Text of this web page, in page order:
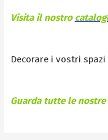
Visita il nostro
Decorare i vostri
Guarda tutte le nostre